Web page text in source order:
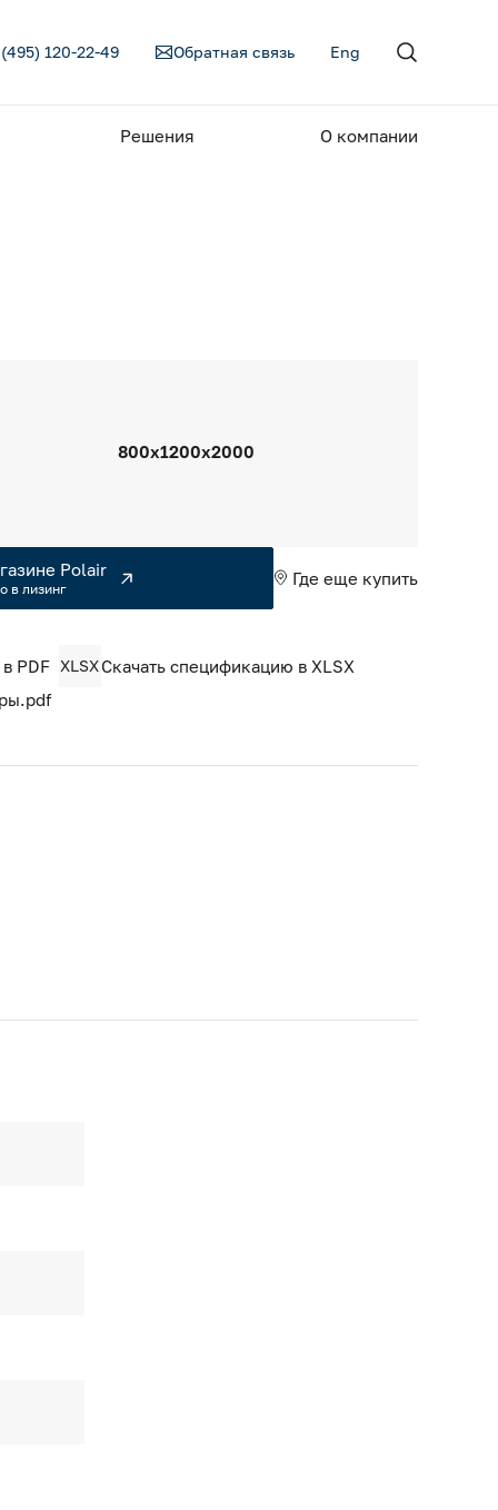
(495) 120-22-49 Обратная связь Eng
Решения О компании
800x1200x2000
Polair
в лизинг
Где еще купить
PDF XLSXСкачать спецификацию в XLSX